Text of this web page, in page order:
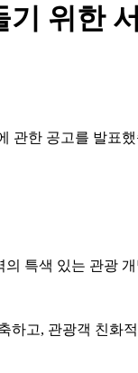
위한
관한 공고를 발표
특색 있는 관광
하고, 관광객 친화